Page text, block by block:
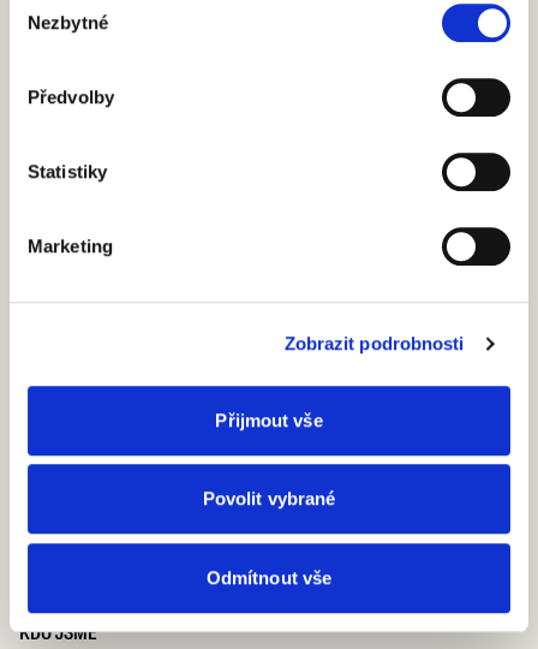
používání souborů cookie.
souhlasu
Nezbytné
Předvolby
Statistiky
Marketing
Zobrazit podrobnosti
Přijmout vše
Povolit vybrané
Odmítnout vše
+39 0541 757711
PODPORA
Obložkové stavební pouzdro
Speciální otočné dveře
Speciální posuvné dveře
KDO JSME